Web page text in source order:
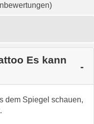
Es kann
dem Spiegel schauen,